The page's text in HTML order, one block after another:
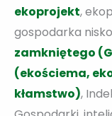
ekoprojekt,
gospodarka
zamkniętego
(ekościema,
kłamstwo),